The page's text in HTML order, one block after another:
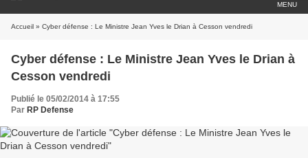
MENU
Accueil » Cyber défense : Le Ministre Jean Yves le Drian à Cesson vendredi
Cyber défense : Le Ministre Jean Yves le Drian à
Cesson vendredi
Publié le 05/02/2014 à 17:55
Par RP Defense